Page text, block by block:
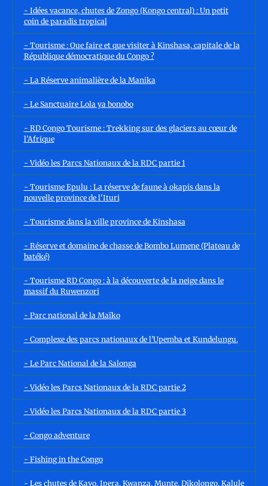
- Idées vacance, chutes de Zongo (Kongo central) : Un petit
coin de paradis tropical
- Tourisme : Que faire et que visiter à Kinshasa, capitale de la
République démocratique du Congo ?
- La Réserve animalière de la Manika
- Le Sanctuaire Lola ya bonobo
- RD Congo Tourisme : Trekking sur des glaciers au cœur de
l’Afrique
- Vidéo les Parcs Nationaux de la RDC partie 1
- Tourisme Epulu : La réserve de faune à okapis dans la
nouvelle province de l'Ituri
- Tourisme dans la ville province de Kinshasa
- Réserve et domaine de chasse de Bombo Lumene (Plateau de
batéké)
- Tourisme RD Congo : à la découverte de la neige dans le
massif du Ruwenzori
- Parc national de la Maïko
- Complexe des parcs nationaux de l’Upemba et Kundelungu.
- Le Parc National de la Salonga
- Vidéo les Parcs Nationaux de la RDC partie 2
- Vidéo les Parcs Nationaux de la RDC partie 3
- Congo adventure
- Fishing in the Congo
- Les chutes de Kayo, Ipera, Kwanza, Munte, Dikolongo, Kalule